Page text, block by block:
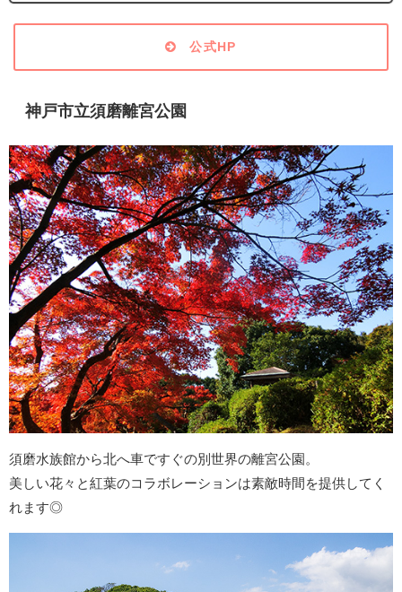
公式HP
神戸市立須磨離宮公園
須磨水族館から北へ車ですぐの別世界の離宮公園。
美しい花々と紅葉のコラボレーションは素敵時間を提供してく
れます◎